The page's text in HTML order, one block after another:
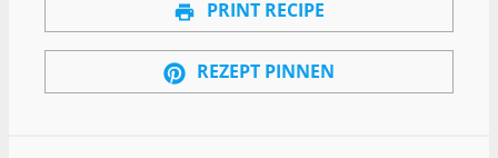
PRINT RECIPE
REZEPT PINNEN